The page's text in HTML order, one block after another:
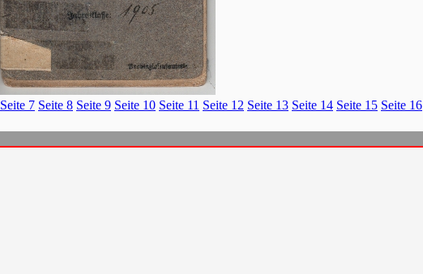
Seite 7 Seite 8 Seite 9 Seite 10 Seite 11 Seite 12 Seite 13 Seite 14 Seite 15 Seite 16